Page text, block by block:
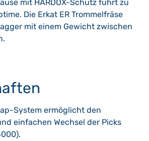
mit HARDOX-Schutz führt zu
Die Erkat ER Trommelfräse
mit einem Gewicht zwischen
System ermöglicht den
einfachen Wechsel der Picks